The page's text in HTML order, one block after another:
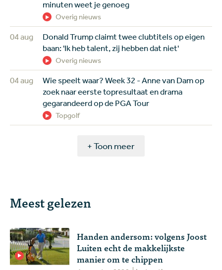
minuten weet je genoeg
Overig nieuws
04 aug
Donald Trump claimt twee clubtitels op eigen
baan: 'Ik heb talent, zij hebben dat niet'
Overig nieuws
04 aug
Wie speelt waar? Week 32 - Anne van Dam op
zoek naar eerste topresultaat en drama
gegarandeerd op de PGA Tour
Topgolf
+ Toon meer
Meest gelezen
Handen andersom: volgens Joost
Luiten echt de makkelijkste
manier om te chippen